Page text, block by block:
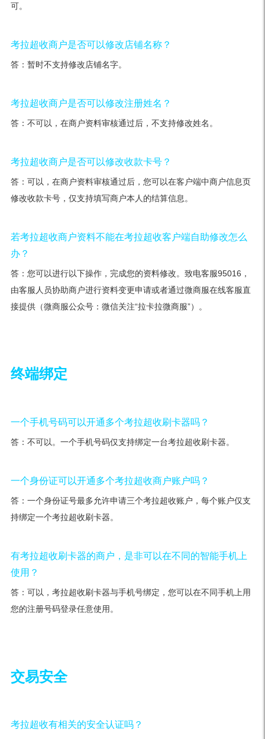
可。
考拉超收商户是否可以修改店铺名称？
答：暂时不支持修改店铺名字。
考拉超收商户是否可以修改注册姓名？
答：不可以，在商户资料审核通过后，不支持修改姓名。
考拉超收商户是否可以修改收款卡号？
答：可以，在商户资料审核通过后，您可以在客户端中商户信息页
修改收款卡号，仅支持填写商户本人的结算信息。
若考拉超收商户资料不能在考拉超收客户端自助修改怎么
办？
答：您可以进行以下操作，完成您的资料修改。致电客服95016，
由客服人员协助商户进行资料变更申请或者通过微商服在线客服直
接提供（微商服公众号：微信关注“拉卡拉微商服”）。
终端绑定
一个手机号码可以开通多个考拉超收刷卡器吗？
答：不可以。一个手机号码仅支持绑定一台考拉超收刷卡器。
一个身份证可以开通多个考拉超收商户账户吗？
答：一个身份证号最多允许申请三个考拉超收账户，每个账户仅支
持绑定一个考拉超收刷卡器。
有考拉超收刷卡器的商户，是非可以在不同的智能手机上
使用？
答：可以，考拉超收刷卡器与手机号绑定，您可以在不同手机上用
您的注册号码登录任意使用。
交易安全
考拉超收有相关的安全认证吗？